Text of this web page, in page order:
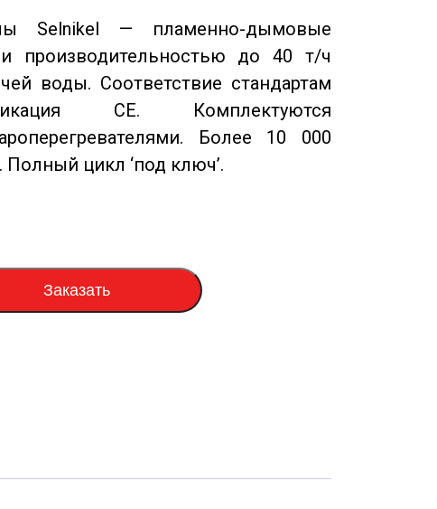
Selnikel — пламенно-дымовые
производительностью до 40 т/ч
воды. Соответствие стандартам
CE. Комплектуются
Более 10 000
Полный цикл ‘под ключ’.
Заказать